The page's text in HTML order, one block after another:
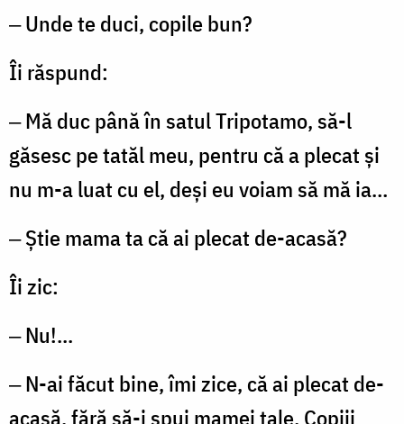
‒ Unde te duci, copile bun?
Îi răspund:
‒ Mă duc până în satul Tripotamo, să-l
găsesc pe tatăl meu, pentru că a plecat și
nu m-a luat cu el, deși eu voiam să mă ia…
‒ Știe mama ta că ai plecat de-acasă?
Îi zic:
‒ Nu!...
‒ N-ai făcut bine, îmi zice, că ai plecat de-
acasă, fără să-i spui mamei tale. Copiii